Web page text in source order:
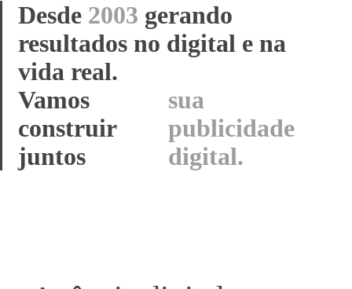
Desde 2003 gerando
resultados no digital e na
vida real.
Vamos construir
juntos
sistema